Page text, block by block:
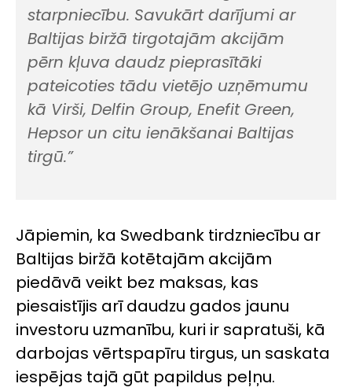
starpniecību. Savukārt darījumi ar
Baltijas biržā tirgotajām akcijām
pērn kļuva daudz pieprasītāki
pateicoties tādu vietējo uzņēmumu
kā Virši, Delfin Group, Enefit Green,
Hepsor un citu ienākšanai Baltijas
tirgū.”
Jāpiemin, ka Swedbank tirdzniecību ar
Baltijas biržā kotētajām akcijām
piedāvā veikt bez maksas, kas
piesaistījis arī daudzu gados jaunu
investoru uzmanību, kuri ir sapratuši, kā
darbojas vērtspapīru tirgus, un saskata
iespējas tajā gūt papildus peļņu.